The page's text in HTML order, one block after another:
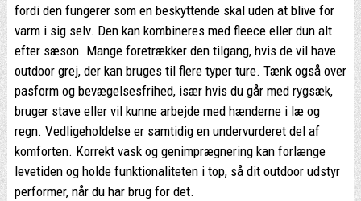
fordi den fungerer som en beskyttende skal uden at blive for
varm i sig selv. Den kan kombineres med fleece eller dun alt
efter sæson. Mange foretrækker den tilgang, hvis de vil have
outdoor grej, der kan bruges til flere typer ture. Tænk også over
pasform og bevægelsesfrihed, især hvis du går med rygsæk,
bruger stave eller vil kunne arbejde med hænderne i læ og
regn. Vedligeholdelse er samtidig en undervurderet del af
komforten. Korrekt vask og genimprægnering kan forlænge
levetiden og holde funktionaliteten i top, så dit outdoor udstyr
performer, når du har brug for det.